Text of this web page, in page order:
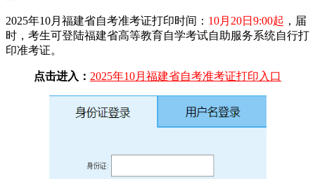
2025年10月福建省自考准考证打印时间： 10月20日9:00起 ，届
时，考生可登陆福建省高等教育自学考试自助服务系统自行打
印准考证。
点击进入： 2025年10月福建省自考准考证打印入口